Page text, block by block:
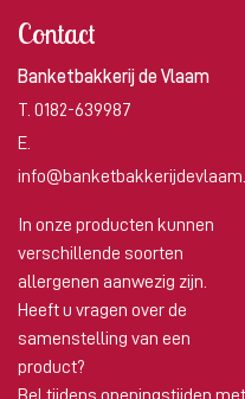
Contact
Banketbakkerij de Vlaam
T. 0182-639987
E.
In onze producten kunnen
verschillende soorten
allergenen aanwezig zijn.
Heeft u vragen over de
samenstelling van een
product?
Bel tijdens openingstijden met